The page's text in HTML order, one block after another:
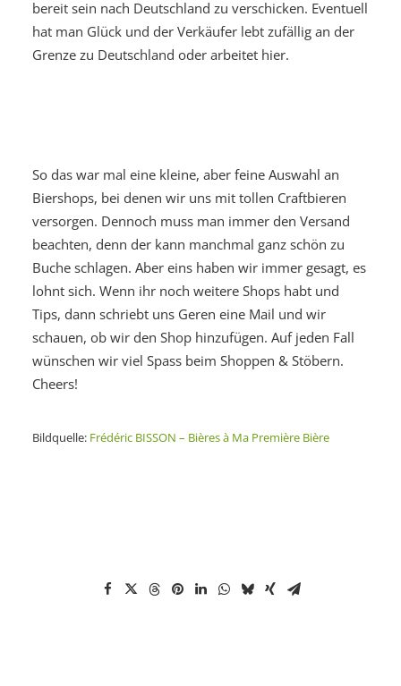
bereit sein nach Deutschland zu verschicken. Eventuell
hat man Glück und der Verkäufer lebt zufällig an der
Grenze zu Deutschland oder arbeitet hier.
So das war mal eine kleine, aber feine Auswahl an
Biershops, bei denen wir uns mit tollen Craftbieren
versorgen. Dennoch muss man immer den Versand
beachten, denn der kann manchmal ganz schön zu
Buche schlagen. Aber eins haben wir immer gesagt, es
lohnt sich. Wenn ihr noch weitere Shops habt und
Tips, dann schriebt uns Geren eine Mail und wir
schauen, ob wir den Shop hinzufügen. Auf jeden Fall
wünschen wir viel Spass beim Shoppen & Stöbern.
Cheers!
Bildquelle: Frédéric BISSON – Bières à Ma Première Bière